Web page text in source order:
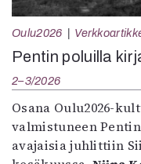
Oulu2026
Pentin poluilla
2–3/2026
Osana Oulu2026-
valmistuneen
avajaisia juhlittiin